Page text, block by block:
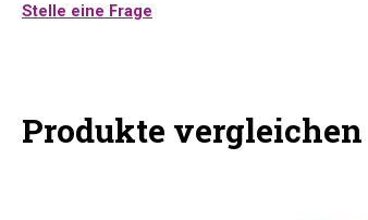
Stelle eine Frage
Produkte vergleichen